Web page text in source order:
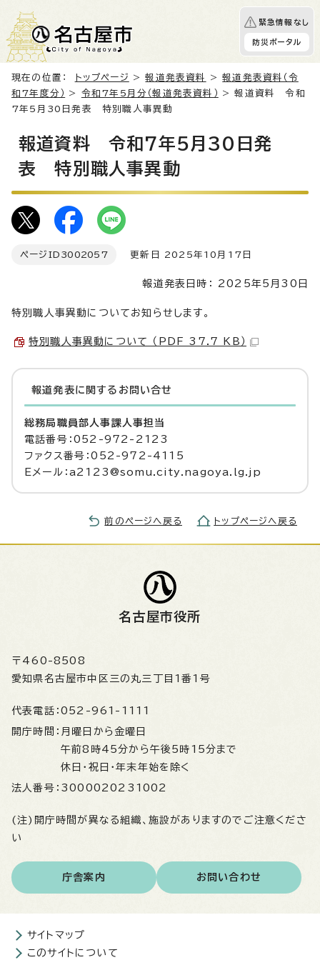
緊急情報なし
防災ポータル
現在の位置： トップページ >報道発表資料 >報道発表資料（令
和7年度分）
> 令和7年5月分（報道発表資料）
> 報道資料 令和
7年5月30日発表 特別職人事異動
報道資料 令和7年5月30日発
表 特別職人事異動
ページID 3002057 更新日 2025年10月17日
報道発表日時： 2025年5月30日
特別職人事異動についてお知らせします。
特別職人事異動について （PDF 37.7 KB）
報道発表に関するお問い合せ
総務局職員部人事課人事担当
電話番号：052-972-2123
ファクス番号：052-972-4115
Eメール：a2123@somu.city.nagoya.lg.jp
前のページへ戻る トップページへ戻る
名古屋市役所
〒460-8508
愛知県名古屋市中区三の丸三丁目1番1号
代表電話： 052-961-1111
開庁時間： 月曜日から金曜日
午前8時45分から午後5時15分まで
休日・祝日・年末年始を除く
法人番号： 3000020231002
(注)開庁時間が異なる組織、施設がありますのでご注意くださ
い
庁舎案内 お問い合わせ
サイトマップ
このサイトについて